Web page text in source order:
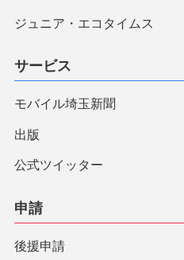
ジュニア・エコタイムス
サービス
モバイル埼玉新聞
出版
公式ツイッター
申請
後援申請